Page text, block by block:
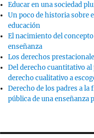
Educar en una sociedad
Un poco de historia sobre
educación
El nacimiento del
enseñanza
Los derechos
Del derecho cuantitativo al
derecho cualitativo a
Derecho de los padres a
pública de una enseñanza